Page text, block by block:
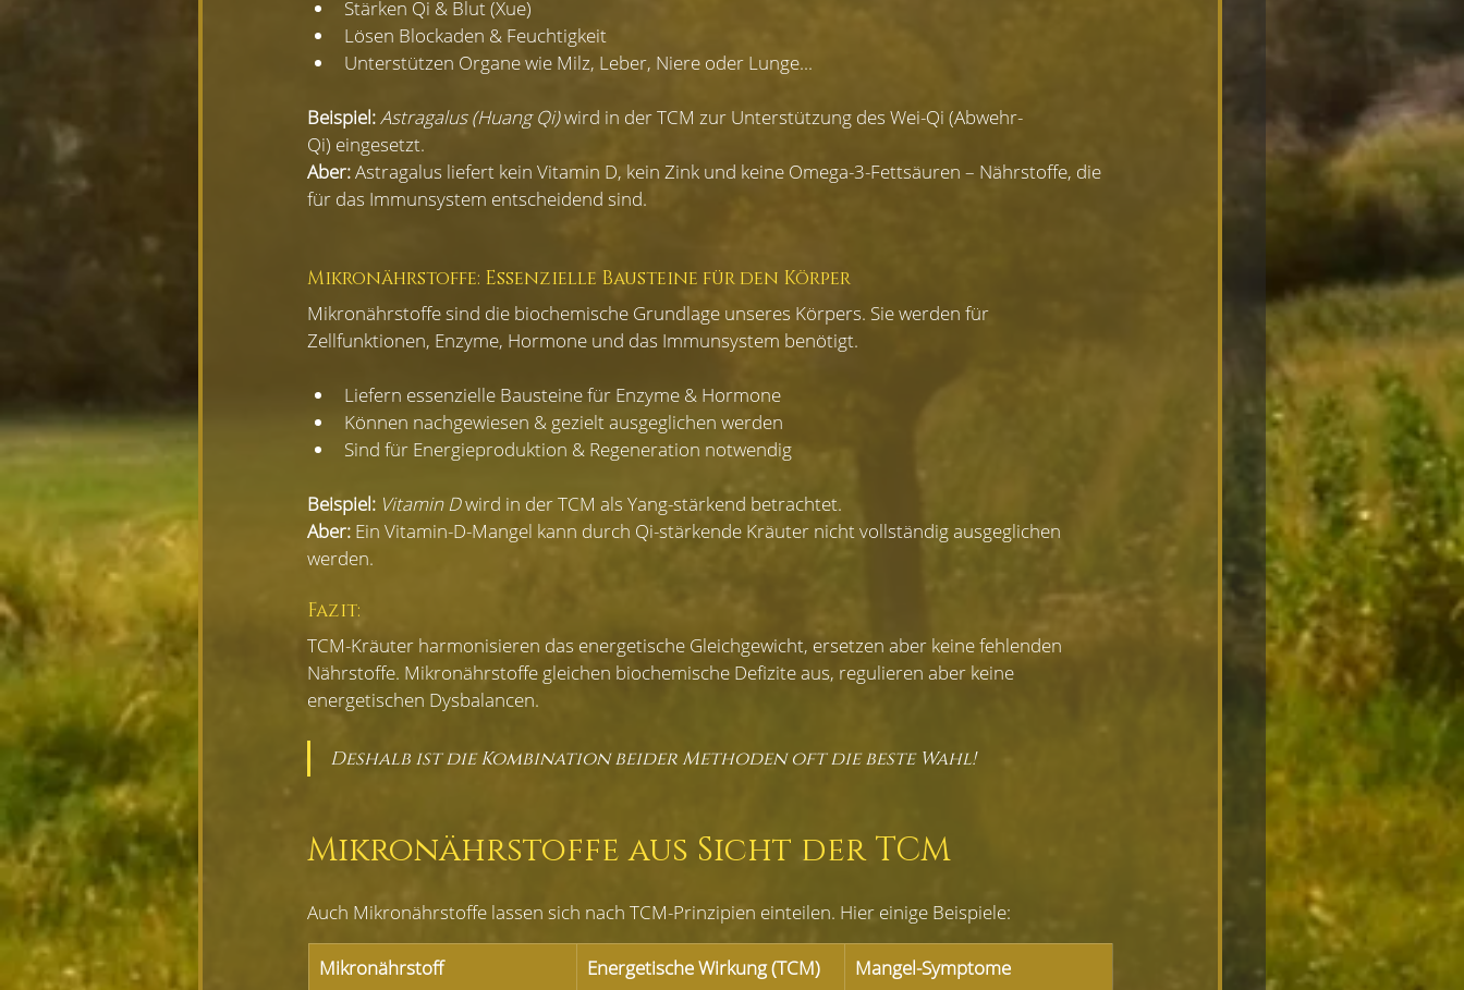
Stärken Qi & Blut (Xue)
Lösen Blockaden & Feuchtigkeit
Unterstützen Organe wie Milz, Leber, Niere oder Lunge...
Beispiel:Astragalus (Huang Qi) wird in der TCM zur Unterstützung des Wei-Qi (Abwehr-
Qi) eingesetzt.
Aber: Astragalus liefert kein Vitamin D, kein Zink und keine Omega-3-Fettsäuren – Nährstoffe, die
für das Immunsystem entscheidend sind.
Mikronährstoffe: Essenzielle Bausteine für den Körper
Mikronährstoffe sind die biochemische Grundlage unseres Körpers. Sie werden für
Zellfunktionen, Enzyme, Hormone und das Immunsystem benötigt.
Liefern essenzielle Bausteine für Enzyme & Hormone
Können nachgewiesen & gezielt ausgeglichen werden
Sind für Energieproduktion & Regeneration notwendig
Beispiel: Vitamin D wird in der TCM als Yang-stärkend betrachtet.
Aber: Ein Vitamin-D-Mangel kann durch Qi-stärkende Kräuter nicht vollständig ausgeglichen
werden.
Fazit:
TCM-Kräuter harmonisieren das energetische Gleichgewicht, ersetzen aber keine fehlenden
Nährstoffe. Mikronährstoffe gleichen biochemische Defizite aus, regulieren aber keine
energetischen Dysbalancen.
Deshalb ist die Kombination beider Methoden oft die beste Wahl!
Mikronährstoffe aus Sicht der TCM
Auch Mikronährstoffe lassen sich nach TCM-Prinzipien einteilen. Hier einige Beispiele:
Mikronährstoff Energetische Wirkung (TCM) Mangel-Symptome